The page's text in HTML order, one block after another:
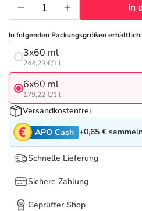
Tierapotheke
Vitamine & Mineralstoffe
Marken
Salus Deals
In
In folgenden Packungsgrößen erhältlich:
3x60 ml
244,28 €/1 l
6x60 ml
179,22 €/1 l
Versandkostenfrei
APO Cash +0,65 €
Schnelle Lieferung
Sichere Zahlung
Geprüfter Shop